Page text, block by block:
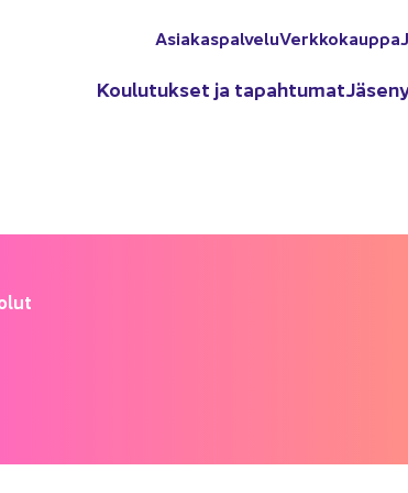
Asia­kas­pal­ve­luVerk­ko­kaup­pa
Kou­lu­tuk­set ja ta­pah­tu­mat